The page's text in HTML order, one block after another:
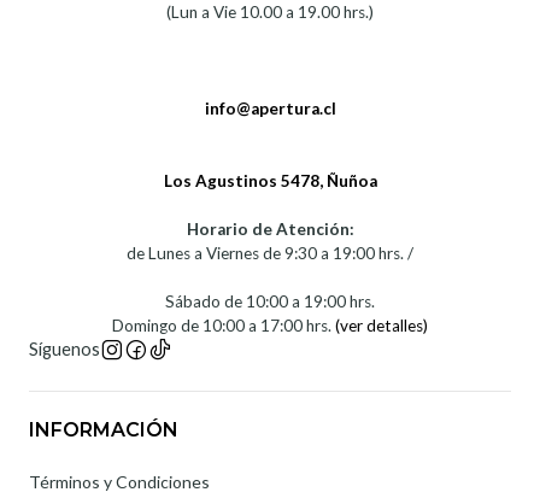
(Lun a Vie 10.00 a 19.00 hrs.)
info@apertura.cl
Los Agustinos 5478, Ñuñoa
Horario de Atención:
de Lunes a Viernes de 9:30 a 19:00 hrs. /
Sábado de 10:00 a 19:00 hrs.
Domingo de 10:00 a 17:00 hrs.(ver detalles)
Síguenos
INFORMACIÓN
Términos y Condiciones